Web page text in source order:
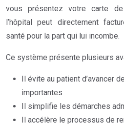
vous présentez votre carte de
l’hôpital peut directement
santé pour la part qui lui incombe.
Ce système présente plusieurs
Il évite au patient d’avancer
importantes
Il simplifie les démarches
Il accélère le processus de